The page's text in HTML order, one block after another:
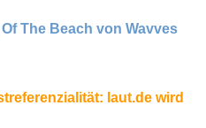
The Beach von Wavves
laut.de wird